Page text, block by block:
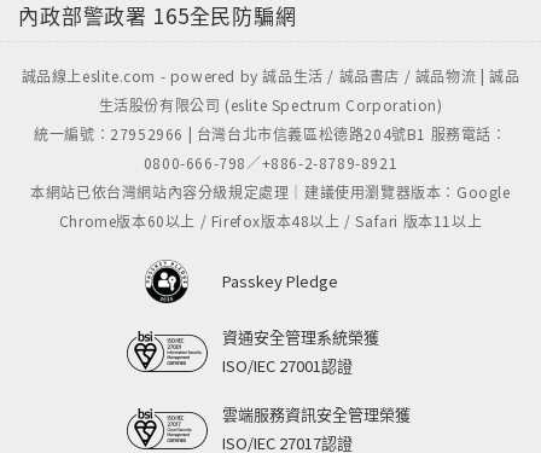
部紅與藍的幻想》、《野猿殺人事件》、《十津川警部
世界的末班車》、《死者還未長眠》、《恐怖的海
岸》、《花之寺殺人事件》、《憎恨的三保羽衣傳
說》、《東京灣海螢大橋十五‧一公里的圈套》、《在尾
道失蹤的女人》、《櫻樹下殺人事件》（以上皆為新雨
出版）等。
內政部警政署 165全民防騙網
誠品線上eslite.com - powered by 誠品生活 / 誠品書店 / 誠品物流 | 誠品
生活股份有限公司 (eslite Spectrum Corporation)
統一編號：27952966 | 台灣台北市信義區松德路204號B1 服務電話：
0800-666-798／+886-2-8789-8921
本網站已依台灣網站內容分級規定處理｜建議使用瀏覽器版本：Google
Chrome版本60以上 / Firefox版本48以上 / Safari 版本11以上
Passkey Pledge
資通安全管理系統榮獲
ISO/IEC 27001認證
雲端服務資訊安全管理榮獲
ISO/IEC 27017認證